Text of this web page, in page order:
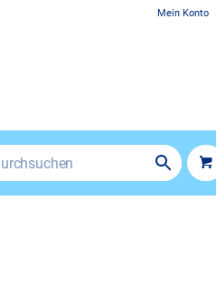
Mein Konto